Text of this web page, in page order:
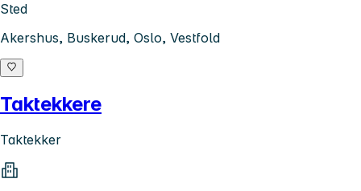
Sted
Akershus, Buskerud, Oslo, Vestfold
Taktekkere
Taktekker